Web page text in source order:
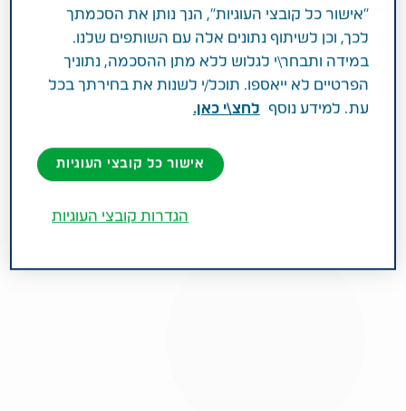
מנהל יחידת הגנריקה ומנהל התפעול המסחרי
קראו עוד
"אישור כל קובצי העוגיות", הנך נותן את הסכמתך
לכך, וכן לשיתוף נתונים אלה עם השותפים שלנו.
במידה ותבחר\י לגלוש ללא מתן ההסכמה, נתוניך
הפרטיים לא ייאספו. תוכל/י לשנות את בחירתך בכל
עת. למידע נוסף
לחצ\י כאן.
אישור כל קובצי העוגיות
הגדרות קובצי העוגיות